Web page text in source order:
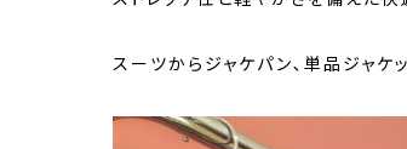
スーツからジャケパン､単品ジャケ